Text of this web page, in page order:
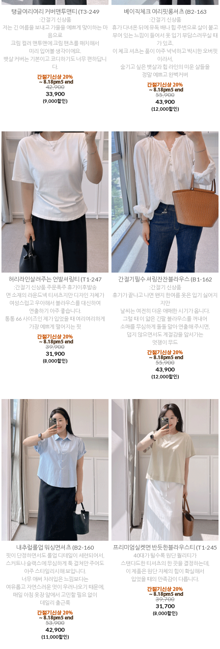
탱글여리여리 커버맨투맨티 (T3-249
:간절기 신상품
저는 긴 여름을 보내고 가을을 예쁘게 맞이하는 마
음으로
크림 컬러 맨투맨에 크림 팬츠를 매치해서
미리 입어볼 생각이에요.
뱃살 커버는 기본이고 코디하기도 너무 편하답니
다.
42,900
33,900
(9,000할인)
베이직체크 여리핏롱셔츠 (B2-163
:간절기 신상품
휴가 다녀온 뒤에 유독 배나 힙 주변으로 살이 붙고
부어 있는 느낌이 들어서 옷 입기 부담스러우실 때
가 있죠.
이 체크 셔츠는 품이 아주 넉넉하고 박시한 오버핏
이라서,
숨기고 싶은 뱃살과 힙 라인의 미운 살들을
정말 예쁘고 완벽커버
55,900
43,900
(12,000할인)
허리라인살려주는 언발셔링티 (T1-247
:간절기 신상품 주문폭주 휴가이후발송
면 소재의 라운드넥 티셔츠지만 디자인 자체가
여성스럽고 우아해서 블라우스를 대신하여
연출하기 아주 좋습니다.
통통 66 사이즈인 제가 입었을 때 여리여리하게
가장 예쁘게 떨어지는 핏
39,900
31,900
(8,000할인)
간절기필수 셔링잔잔블라우스 (B1-162
:간절기 신상품
휴가가 끝나고 나면 왠지 한여름 옷은 입기 싫어지
지만
날씨는 여전히 더운 애매한 시기가 옵니다.
그럴 때 이 얇은 긴팔 블라우스를 꺼내어
소매를 무심하게 돌돌 말아 연출해 주시면,
덥지 않으면서도 계절감을 앞서가는
멋쟁이 무드
55,900
43,900
(12,000할인)
내추럴롤업 워싱면셔츠 (B2-160
핏이 단정하면서도 롤업 디테일이 세련되어서,
스커트나 슬랙스에 무심하게 툭 걸쳐만 주어도
아주 스타일리시해 보입니다.
너무 애써 차려입은 느낌보다는
여유롭고 자연스러운 멋이 우러나오기 때문에,
매일 아침 옷장 앞에서 고민할 필요 없이
데일리 출근룩
53,900
42,900
(11,000할인)
프리미엄실켓면 반듯한블라우스티 (T1-245
40대가 될수록 원단 퀄리티가
스탠다드한 티셔츠의 한 끗을 결정하는데,
이 제품은 원단 자체의 힘이 확실해서
입었을 때의 만족감이 다릅니다.
39,700
31,700
(8,000할인)